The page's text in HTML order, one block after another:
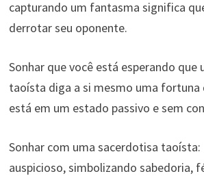
capturando um fantasma significa
derrotar seu oponente.
Sonhar que você está esperando que
taoísta diga a si mesmo uma fortuna
está em um estado passivo e sem
Sonhar com uma sacerdotisa taoísta:
auspicioso, simbolizando sabedoria,